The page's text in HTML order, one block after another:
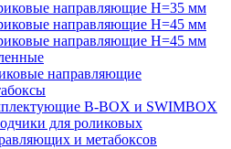
направляющие H=35 мм
направляющие H=45 мм
направляющие H=45 мм
направляющие
B-BOX и SWIMBOX
для роликовых
и метабоксов